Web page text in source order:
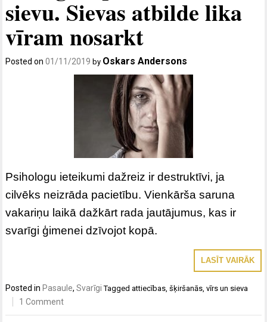
sievu. Sievas atbilde lika
vīram nosarkt
Posted on01/11/2019 by Oskars Andersons
Psihologu ieteikumi dažreiz ir destruktīvi, ja
cilvēks neizrāda pacietību. Vienkārša saruna
vakariņu laikā dažkārt rada jautājumus, kas ir
svarīgi ģimenei dzīvojot kopā.
LASĪT VAIRĀK
Posted in Pasaule,Svarīgi Taggedattiecības ,šķiršanās ,vīrs un sieva
1 Comment